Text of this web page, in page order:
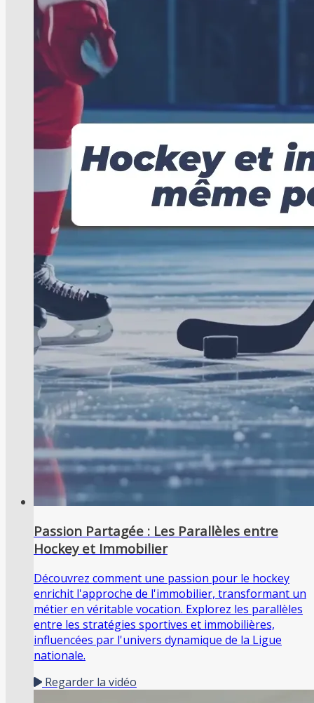
Passion Partagée : Les Parallèles entre
Hockey et Immobilier
Découvrez comment une passion pour le hockey
enrichit l'approche de l'immobilier, transformant un
métier en véritable vocation. Explorez les parallèles
entre les stratégies sportives et immobilières,
influencées par l'univers dynamique de la Ligue
nationale.
Regarder la vidéo